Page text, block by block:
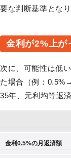
要な判断基準となり
金利が2%上が
次に、可能性は低
た場合（例：
35年、元利均等返
金利0.5%の月返済額